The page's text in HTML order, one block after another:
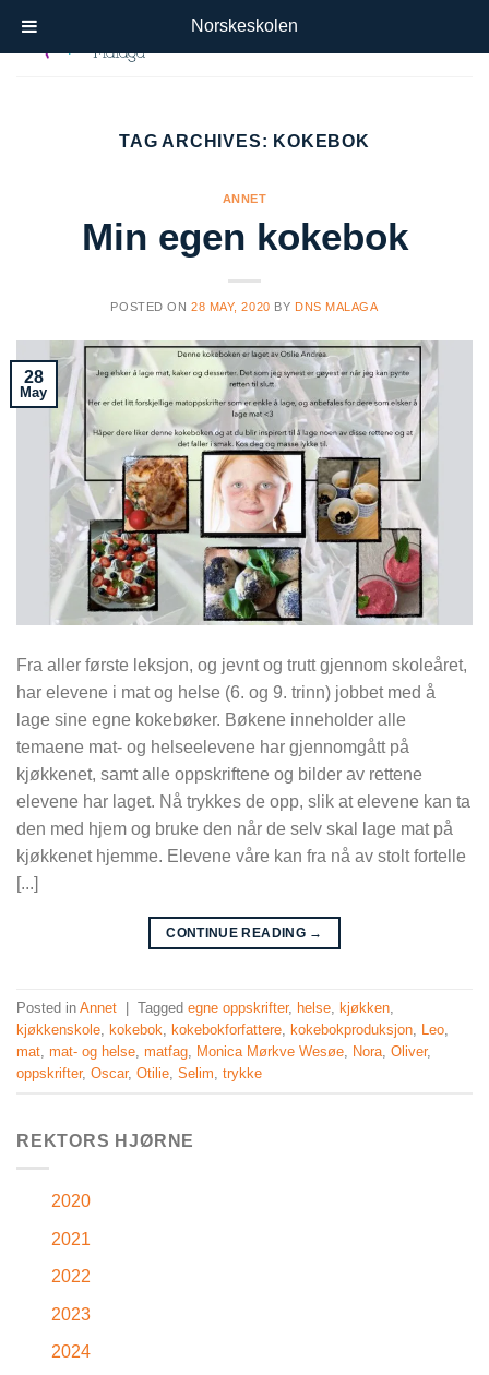
TAG ARCHIVES: KOKEBOK
ANNET
Min egen kokebok
POSTED ON 28 MAY, 2020 BY DNS MALAGA
28
May
Fra aller første leksjon, og jevnt og trutt gjennom skoleåret,
har elevene i mat og helse (6. og 9. trinn) jobbet med å
lage sine egne kokebøker. Bøkene inneholder alle
temaene mat- og helseelevene har gjennomgått på
kjøkkenet, samt alle oppskriftene og bilder av rettene
elevene har laget. Nå trykkes de opp, slik at elevene kan ta
den med hjem og bruke den når de selv skal lage mat på
kjøkkenet hjemme. Elevene våre kan fra nå av stolt fortelle
[...]
CONTINUE READING →
Posted in Annet | Tagged egne oppskrifter, helse kjøkken
kjøkkenskole kokebok kokebokforfattere kokebokproduksjon Leo
mat mat- og helse matfag Monica Mørkve Wesøe Nora Oliver,
oppskrifter, Oscar, Otilie Selim trykke
REKTORS HJØRNE
2020
2021
2022
2023
2024
Norskeskolen